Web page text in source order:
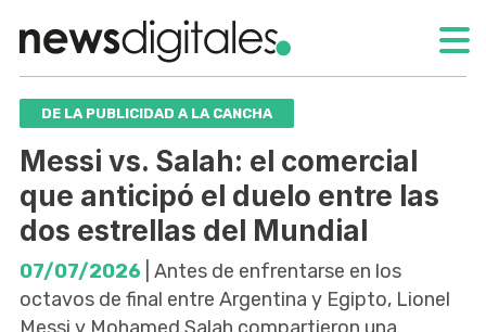
DE LA PUBLICIDAD A LA CANCHA
Messi vs. Salah: el comercial
que anticipó el duelo entre las
dos estrellas del Mundial
07/07/2026 | Antes de enfrentarse en los
octavos de final entre Argentina y Egipto, Lionel